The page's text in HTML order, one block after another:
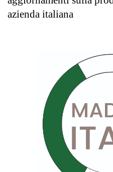
azienda italiana